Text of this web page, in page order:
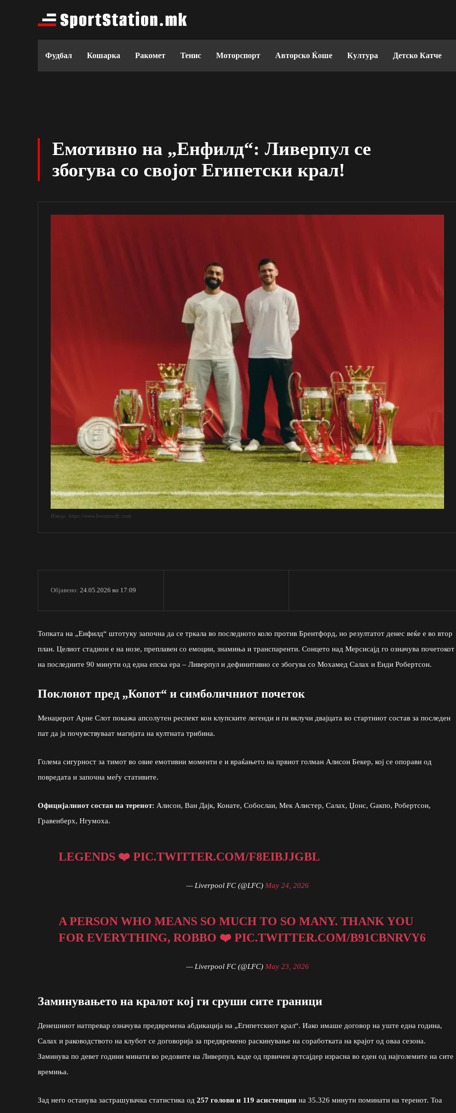
Фудбал Кошарка Ракомет Тенис Моторспорт Авторско Ќоше Култура Детско Катче
Емотивно на „Енфилд“: Ливерпул се
збогува со својот Египетски крал!
Извор: https://www.liverpoolfc.com
Објавено: 24.05.2026 во 17:09
Топката на „Енфилд“ штотуку започна да се тркала во последното коло против Брентфорд, но резултатот денес веќе е во втор
план. Целиот стадион е на нозе, преплавен со емоции, знамиња и транспаренти. Сонцето над Мерсисајд го означува почетокот
на последните 90 минути од една епска ера – Ливерпул и дефинитивно се збогува со Мохамед Салах и Енди Робертсон.
Поклонот пред „Копот“ и симболичниот почеток
Менаџерот Арне Слот покажа апсолутен респект кон клупските легенди и ги вклучи двајцата во стартниот состав за последен
пат да ја почувствуваат магијата на култната трибина.
Голема сигурност за тимот во овие емотивни моменти е и враќањето на првиот голман Алисон Бекер, кој се опорави од
повредата и започна меѓу стативите.
Официјалниот состав на теренот: Алисон, Ван Дајк, Конате, Собослаи, Мек Алистер, Салах, Џонс, Gакпо, Робертсон,
Гравенберх, Нгумоха.
LEGENDS ❤️PIC.TWITTER.COM/F8EIBJJGBL
— Liverpool FC (@LFC) May 24, 2026
A PERSON WHO MEANS SO MUCH TO SO MANY. THANK YOU
FOR EVERYTHING, ROBBO ❤️PIC.TWITTER.COM/B91CBNRVY6
— Liverpool FC (@LFC) May 23, 2026
Заминувањето на кралот кој ги сруши сите граници
Денешниот натпревар означува предвремена абдикација на „Египетскиот крал“. Иако имаше договор на уште една година,
Салах и раководството на клубот се договорија за предвремено раскинување на соработката на крајот од оваа сезона.
Заминува по девет години минати во редовите на Ливерпул, каде од првичен аутсајдер израсна во еден од најголемите на сите
времиња.
Зад него останува застрашувачка статистика од 257 голови и 119 асистенции на 35.326 минути поминати на теренот. Тоа